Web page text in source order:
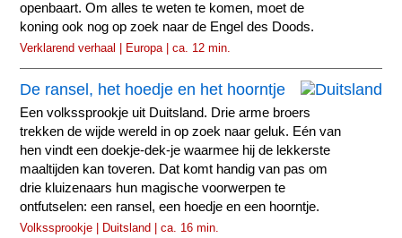
openbaart. Om alles te weten te komen, moet de
koning ook nog op zoek naar de Engel des Doods.
Verklarend verhaal | Europa | ca. 12 min.
De ransel, het hoedje en het hoorntje
Een volkssprookje uit Duitsland. Drie arme broers
trekken de wijde wereld in op zoek naar geluk. Eén van
hen vindt een doekje-dek-je waarmee hij de lekkerste
maaltijden kan toveren. Dat komt handig van pas om
drie kluizenaars hun magische voorwerpen te
ontfutselen: een ransel, een hoedje en een hoorntje.
Volkssprookje | Duitsland | ca. 16 min.